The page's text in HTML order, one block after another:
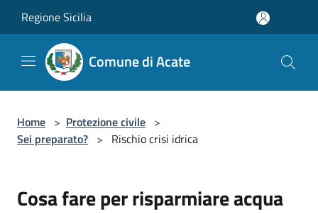
Regione Sicilia
Comune di Acate
Home > Protezione civile >
Sei preparato? > Rischio crisi idrica
Cosa fare per risparmiare acqua